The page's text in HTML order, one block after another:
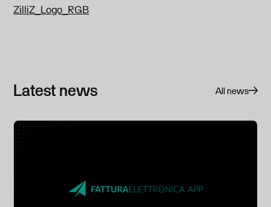
ZilliZ_Logo_RGB
Latest news All news